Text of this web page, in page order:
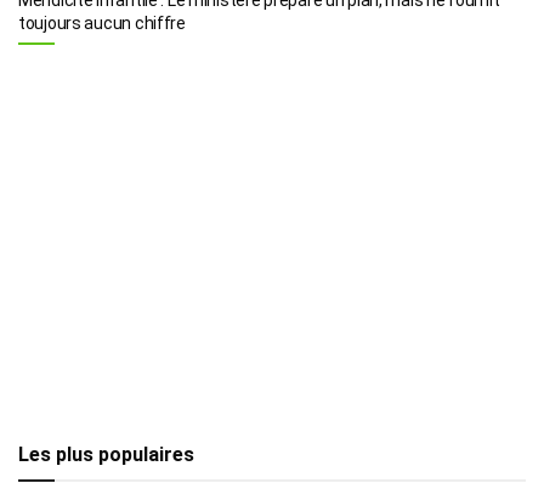
toujours aucun chiffre
Les plus populaires